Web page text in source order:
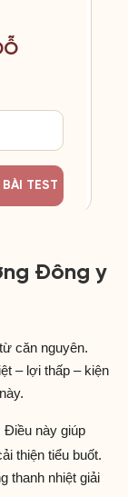
TEST
Đông y
căn nguyên.
– lợi thấp – kiện
Điều này giúp
thiện tiểu buốt.
thanh nhiệt giải